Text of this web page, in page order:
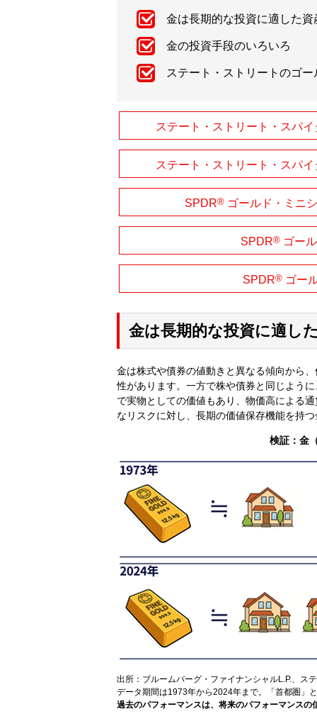
金は長期的な投資に適した資
金の投資手段のいろいろ
ステート・ストリートのゴ
ステート・ストリート・スパ
ステート・ストリート・スパ
SPDR® ゴールド・ミニ
SPDR®ゴー
SPDR® ゴー
金は長期的な投資に適し
金は株式や債券の値動きと異なる傾向から
性があります。一方で株や債券と同じよう
で実物としての価値もあり、物価高による
なリスクに対し、長期の価値保存機能を持
検証：金
出所：ブルームバーグ・ファイナンシャルL.P.、ス
データ期間は1973年から2024年まで。「首都圏」
過去のパフォーマンスは、将来のパフォーマンスの